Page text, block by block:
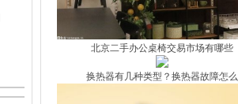
北京二手办公桌椅交易市场有哪些
换热器有几种类型？换热器故障怎么